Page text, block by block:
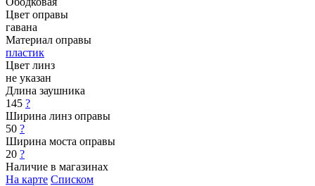
Цвет оправы
гавана
Материал оправы
пластик
Цвет линз
не указан
Длина заушника
145 ?
Ширина линз оправы
50 ?
Ширина моста оправы
20 ?
Наличие в магазинах
На карте Списком